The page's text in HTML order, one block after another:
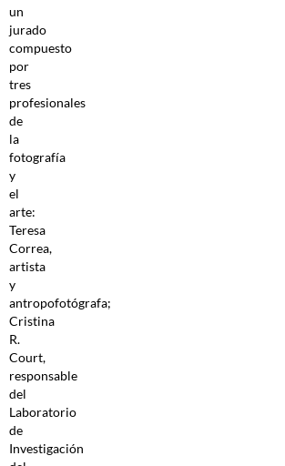
un
jurado
compuesto
por
tres
profesionales
de
la
fotografía
y
el
arte:
Teresa
Correa,
artista
y
antropofotógrafa;
Cristina
R.
Court,
responsable
del
Laboratorio
de
Investigación